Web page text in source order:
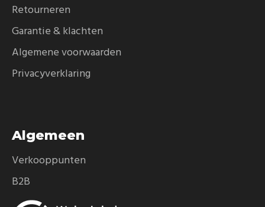
Retourneren
Garantie & klachten
Algemene voorwaarden
Privacyverklaring
Algemeen
Verkooppunten
B2B